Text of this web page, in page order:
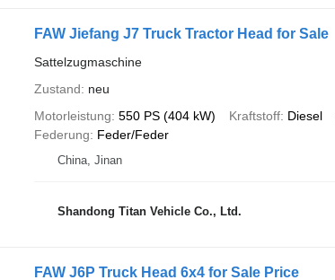
FAW Jiefang J7 Truck Tractor Head for Sale
Sattelzugmaschine
Zustand
neu
Motorleistung 550 PS (404 kW) Kraftstoff Diesel
Federung
Feder/Feder
China, Jinan
Shandong Titan Vehicle Co., Ltd.
FAW J6P Truck Head 6x4 for Sale Price